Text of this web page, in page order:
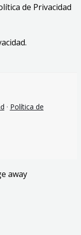
de Privacidad
· Política de
away